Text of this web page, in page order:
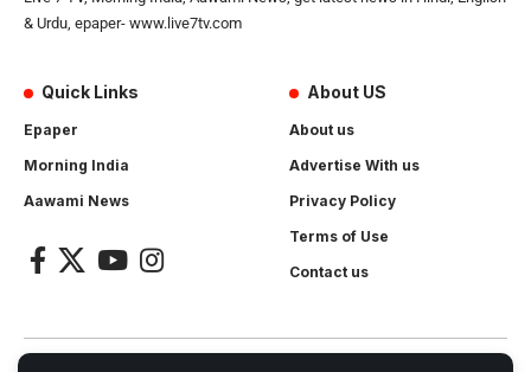
& Urdu, epaper- www.live7tv.com
Quick Links
Epaper
Morning India
Aawami News
About US
About us
Advertise With us
Privacy Policy
Terms of Use
Contact us